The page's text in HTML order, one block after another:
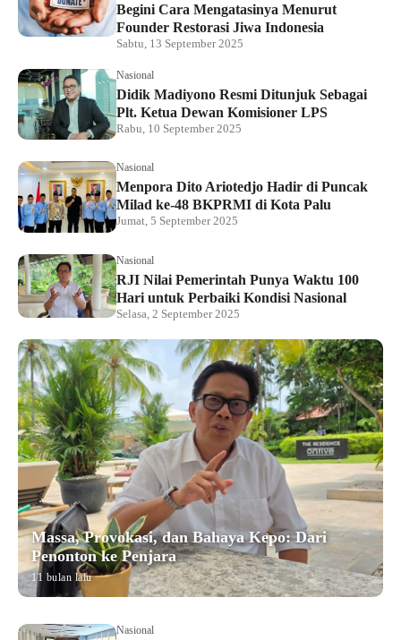
Begini Cara Mengatasinya Menurut
Founder Restorasi Jiwa Indonesia
Sabtu, 13 September 2025
Nasional
Didik Madiyono Resmi Ditunjuk Sebagai
Plt. Ketua Dewan Komisioner LPS
Rabu, 10 September 2025
Nasional
Menpora Dito Ariotedjo Hadir di Puncak
Milad ke-48 BKPRMI di Kota Palu
Jumat, 5 September 2025
Nasional
RJI Nilai Pemerintah Punya Waktu 100
Hari untuk Perbaiki Kondisi Nasional
Selasa, 2 September 2025
Massa, Provokasi, dan Bahaya Kepo: Dari
Penonton ke Penjara
11 bulan lalu
Nasional